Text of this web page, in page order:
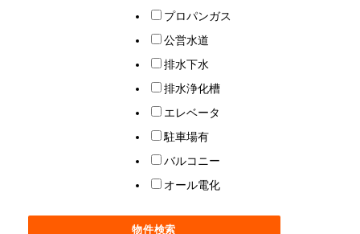
プロパンガス
公営水道
排水下水
排水浄化槽
エレベータ
駐車場有
バルコニー
オール電化